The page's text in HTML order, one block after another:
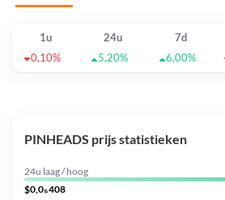
1u 24u 7d
0,10%
5,20% 6,00%
PINHEADS prijs statistieken
24u laag / hoog
$0,0₅408